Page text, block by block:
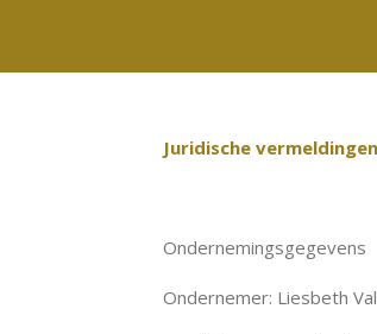
Juridische vermeldingen
Ondernemingsgegevens
Ondernemer: Liesbeth